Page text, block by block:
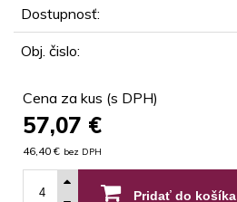
Dostupnosť:
Obj. čislo:
Cena za kus (s DPH)
57,07 €
46,40 € bez DPH
Pridať do košíka